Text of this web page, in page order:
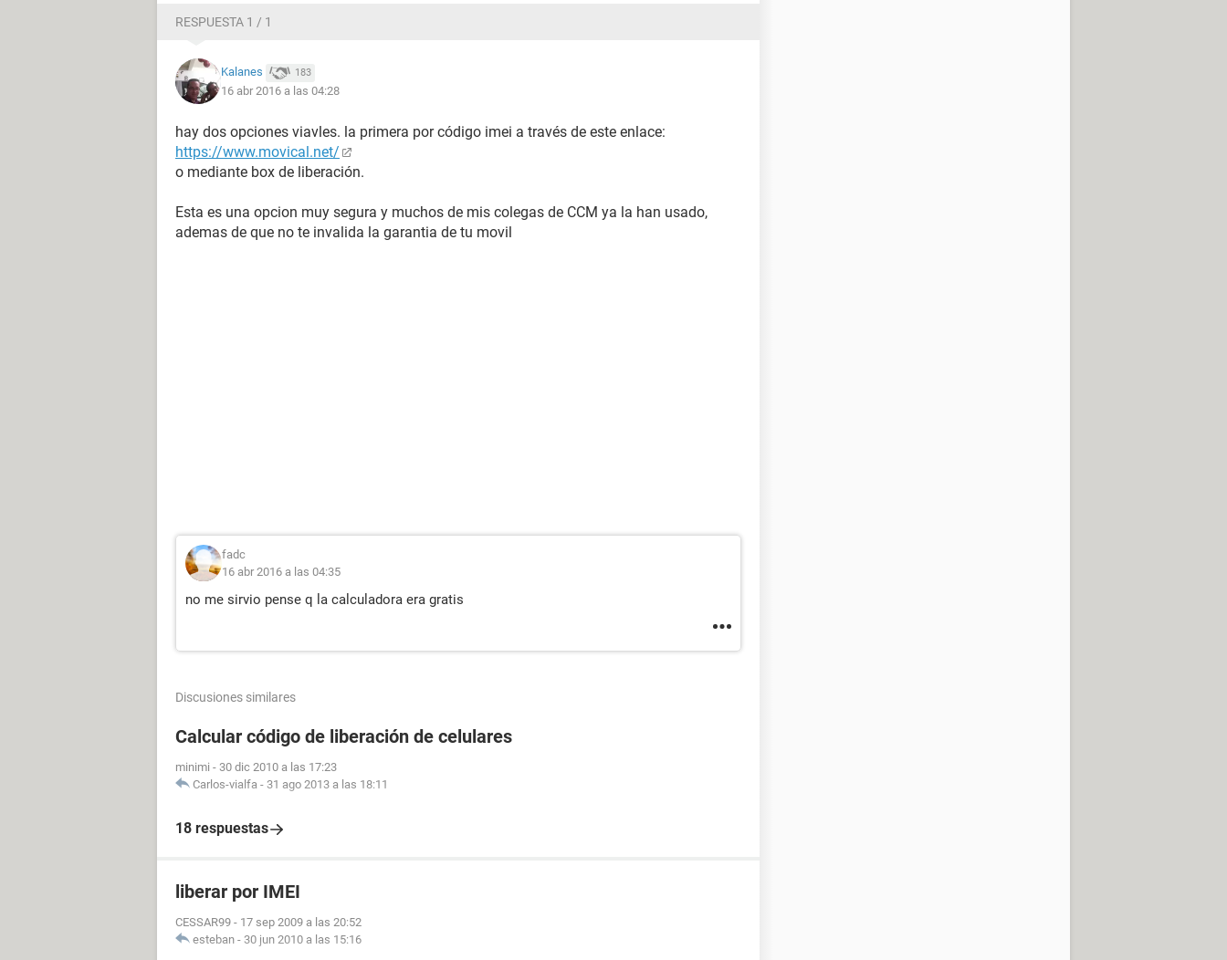
RESPUESTA 1 / 1
Kalanes 183
16 abr 2016 a las 04:28
hay dos opciones viavles. la primera por código imei a través de este enlace:
https://www.movical.net/
o mediante box de liberación.
Esta es una opcion muy segura y muchos de mis colegas de CCM ya la han usado,
ademas de que no te invalida la garantia de tu movil
fadc
16 abr 2016 a las 04:35
no me sirvio pense q la calculadora era gratis
Discusiones similares
Calcular código de liberación de celulares
minimi - 30 dic 2010 a las 17:23
Carlos-vialfa - 31 ago 2013 a las 18:11
18 respuestas
liberar por IMEI
CESSAR99 - 17 sep 2009 a las 20:52
esteban - 30 jun 2010 a las 15:16